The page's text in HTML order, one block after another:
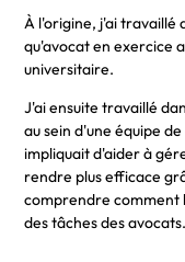
À l'origine, j'ai travaillé
qu'avocat en exercice
universitaire.
J'ai ensuite travaillé
au sein d'une équipe
impliquait d'aider à
rendre plus efficace
comprendre comment
des tâches des avocats.